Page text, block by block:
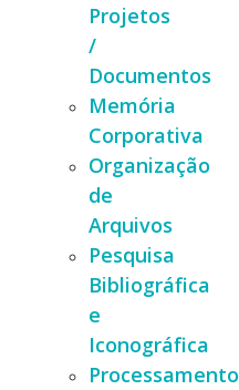
Projetos
/
Documentos
Memória
Corporativa
Organização
de
Arquivos
Pesquisa
Bibliográfica
e
Iconográfica
Processamento